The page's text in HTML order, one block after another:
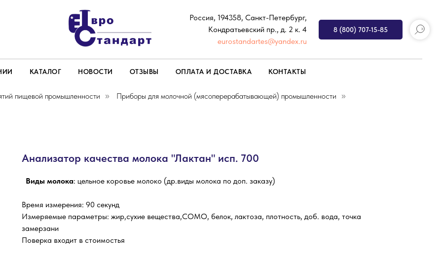
Россия, 194358, Санкт-Петербург,
Кондратьевский пр., д. 2 к. 4
eurostandartes@yandex.ru
8 (800) 707-15-85
КАТАЛОГ НОВОСТИ ОТЗЫВЫ ОПЛАТА И ДОСТАВКА КОНТАКТЫ
пищевой промышленности » Приборы для молочной (мясоперерабатывающей) промышленности »
Анализатор качества молока "Лактан" исп. 700
Виды молока: цельное коровье молоко (др.виды молока по доп. заказу)
Время измерения: 90 секунд
Измеряемые параметры: жир,сухие вещества,СОМО, белок, лактоза, плотность, доб. вода, точка
замерзани
Поверка входит в стоимостья